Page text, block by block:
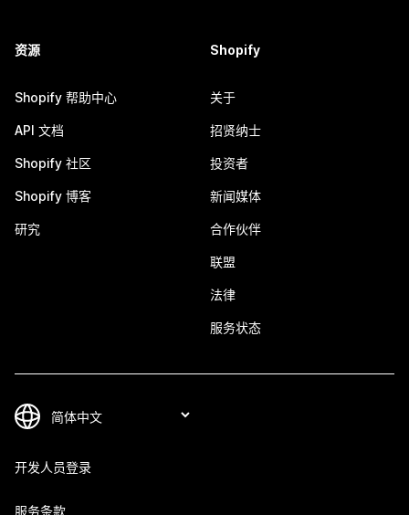
资源
Shopify 帮助中心
API 文档
Shopify 社区
Shopify 博客
研究
Shopify
关于
招贤纳士
投资者
新闻媒体
合作伙伴
联盟
法律
服务状态
开发人员登录
服务条款